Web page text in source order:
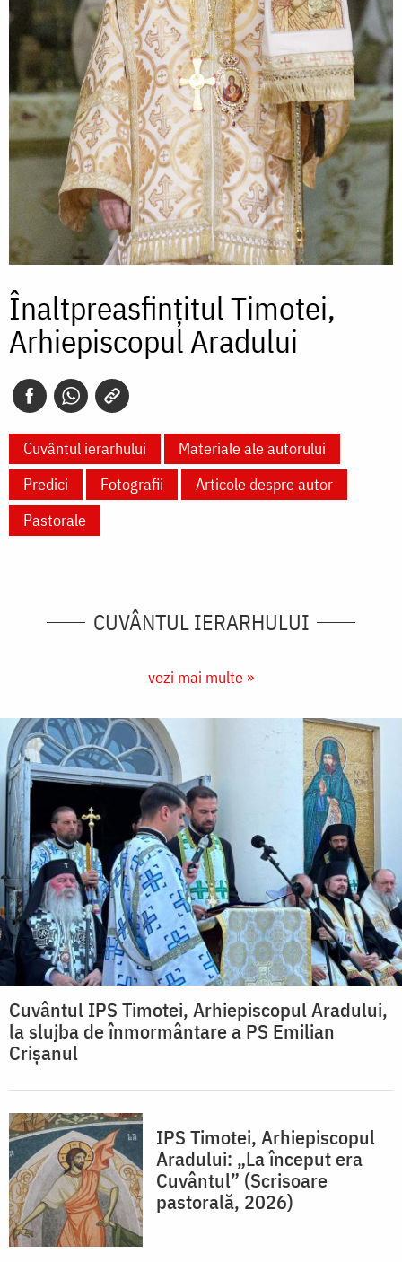
Înaltpreasfințitul Timotei,
Arhiepiscopul Aradului
Cuvântul ierarhului
Materiale ale autorului
Predici
Fotografii
Articole despre autor
Pastorale
CUVÂNTUL IERARHULUI
vezi mai multe »
Cuvântul IPS Timotei, Arhiepiscopul Aradului,
la slujba de înmormântare a PS Emilian
Crișanul
IPS Timotei, Arhiepiscopul
Aradului: „La început era
Cuvântul” (Scrisoare
pastorală, 2026)